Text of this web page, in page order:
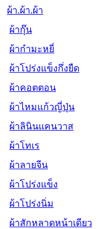
ผ้า.ผ้า.ผ้า
ผ้ากุ๊น
ผ้ากำมะหยี่
ผ้าโปร่งแข็งกึ่งยืด
ผ้าคอตตอน
ผ้าไหมแก้วญี่ปุ่น
ผ้าลินินแคนวาส
ผ้าโทเร
ผ้าลายจีน
ผ้าโปร่งแข็ง
ผ้าโปร่งนิ่ม
ผ้าสักหลาดหน้าเดียว